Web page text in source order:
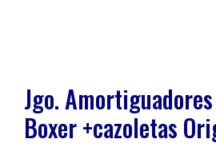
Jgo.
Boxer +cazoletas